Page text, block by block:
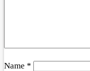
Name *